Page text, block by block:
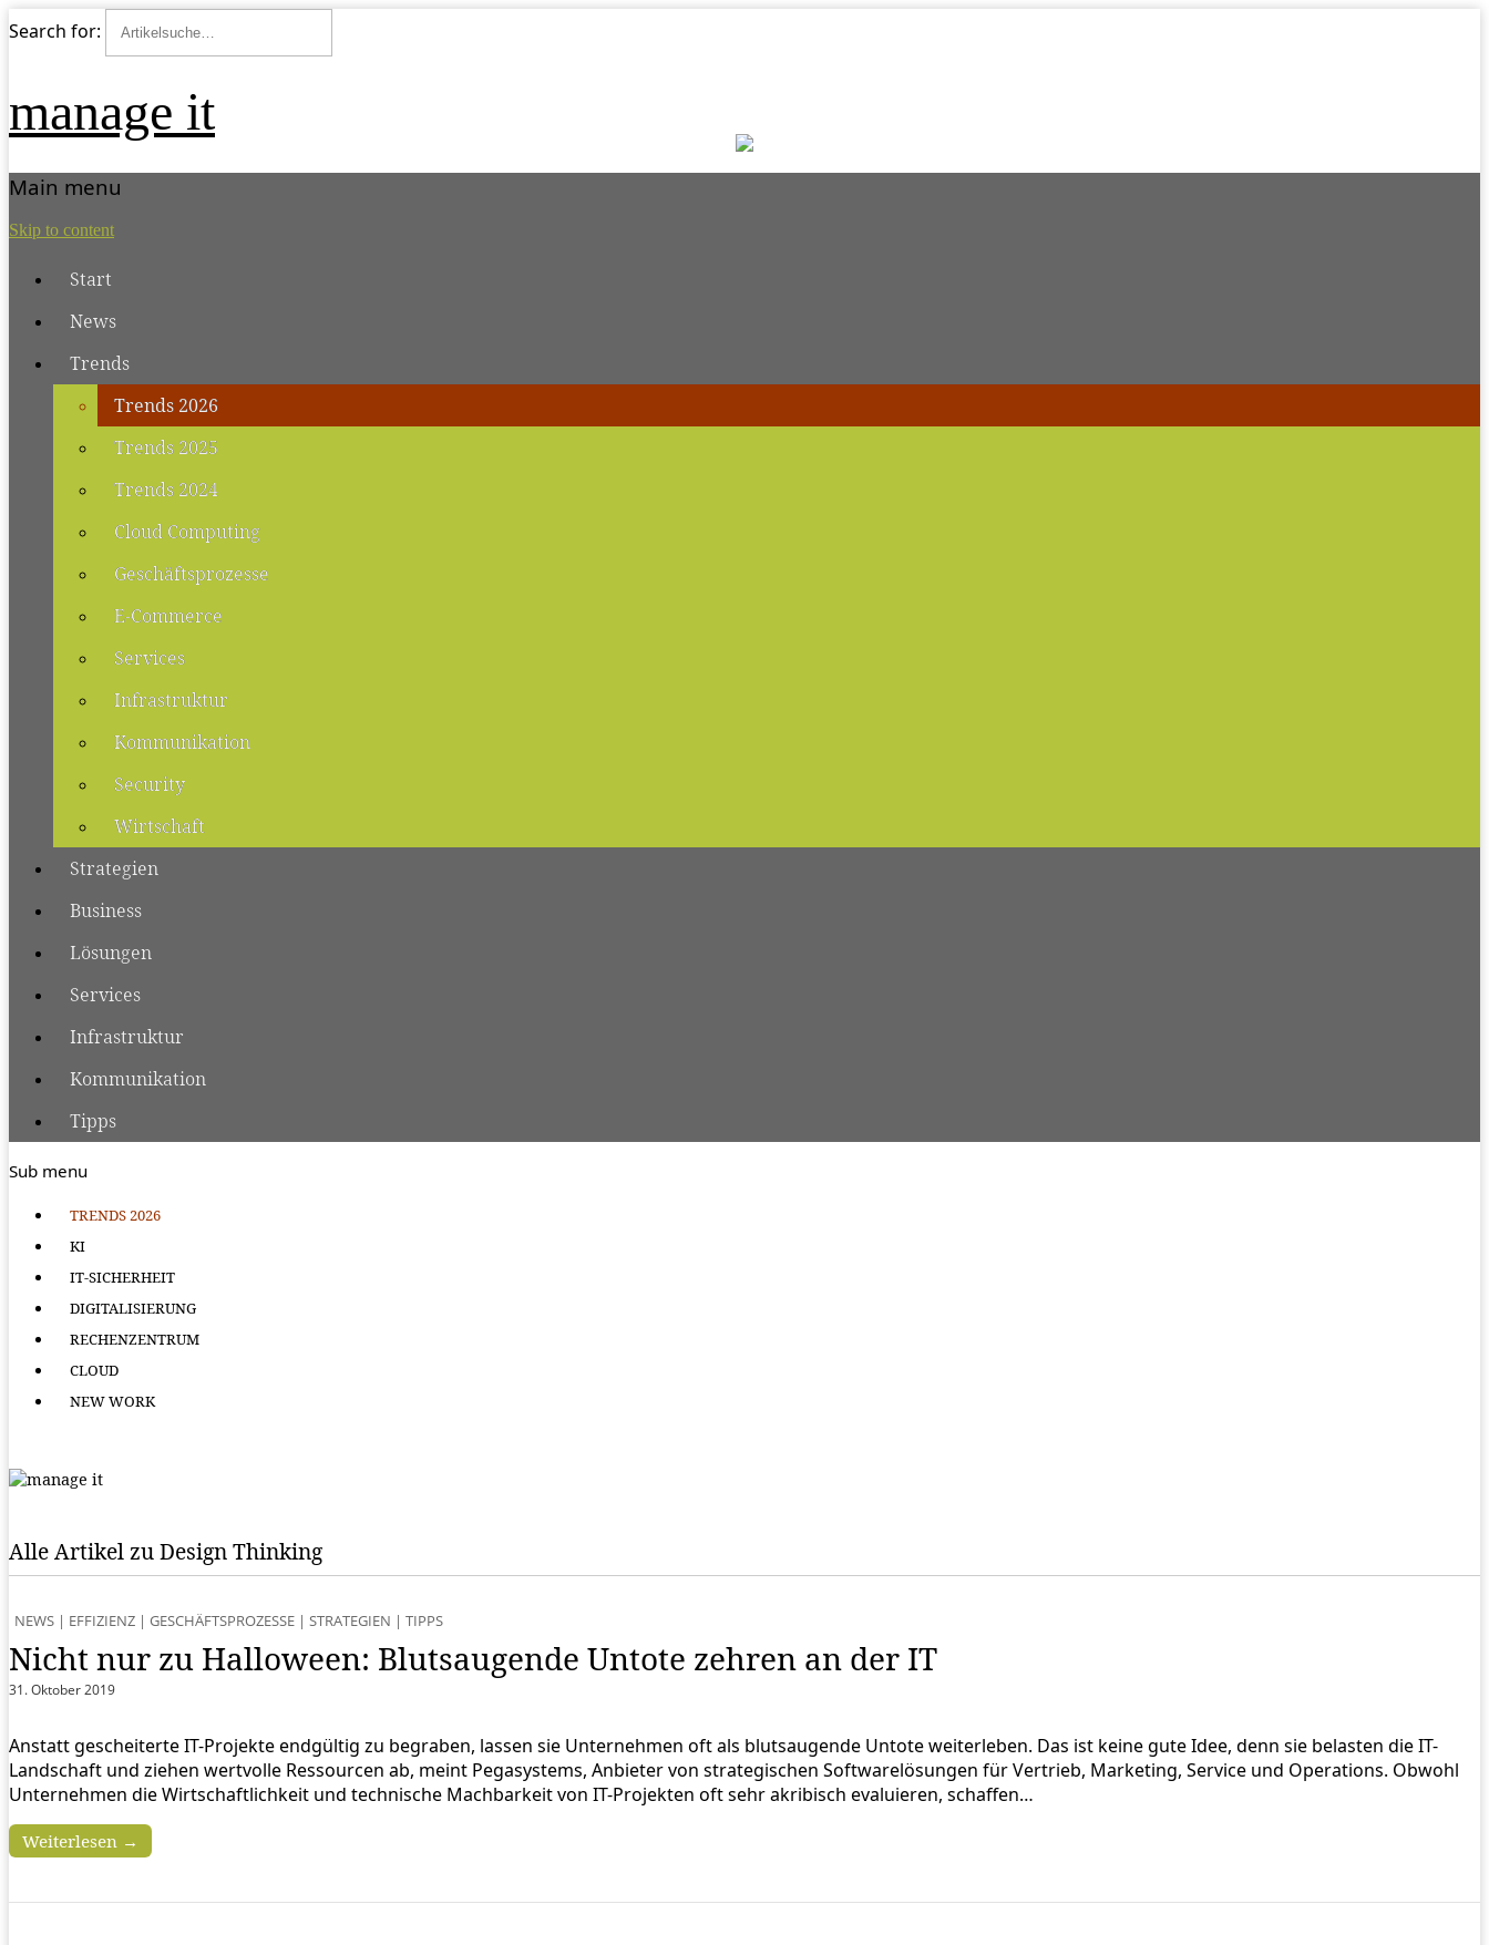
Search for:
manage it
Main menu
Skip to content
Start
News
Trends
Trends 2026
Trends 2025
Trends 2024
Cloud Computing
Geschäftsprozesse
E-Commerce
Services
Infrastruktur
Kommunikation
Security
Wirtschaft
Strategien
Business
Lösungen
Services
Infrastruktur
Kommunikation
Tipps
Sub menu
TRENDS 2026
KI
IT-SICHERHEIT
DIGITALISIERUNG
RECHENZENTRUM
CLOUD
NEW WORK
Alle Artikel zu Design Thinking
NEWS | EFFIZIENZ | GESCHÄFTSPROZESSE | STRATEGIEN | TIPPS
Nicht nur zu Halloween: Blutsaugende Untote zehren an der IT
31. Oktober 2019
Anstatt gescheiterte IT-Projekte endgültig zu begraben, lassen sie Unternehmen oft als blutsaugende Untote weiterleben. Das ist keine gute Idee, denn sie belasten die IT-
Landschaft und ziehen wertvolle Ressourcen ab, meint Pegasystems, Anbieter von strategischen Softwarelösungen für Vertrieb, Marketing, Service und Operations. Obwohl
Unternehmen die Wirtschaftlichkeit und technische Machbarkeit von IT-Projekten oft sehr akribisch evaluieren, schaffen…
Weiterlesen →